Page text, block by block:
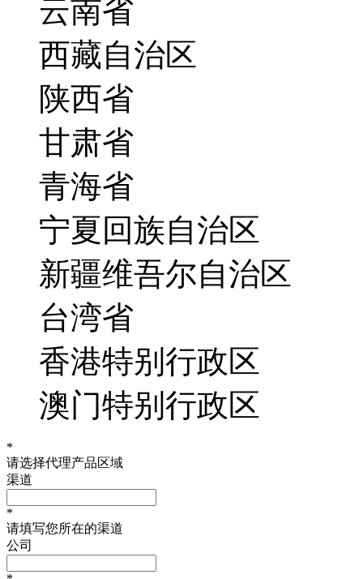
云南省
西藏自治区
陕西省
甘肃省
青海省
宁夏回族自治区
新疆维吾尔自治区
台湾省
香港特别行政区
澳门特别行政区
*
请选择代理产品区域
渠道
*
请填写您所在的渠道
公司